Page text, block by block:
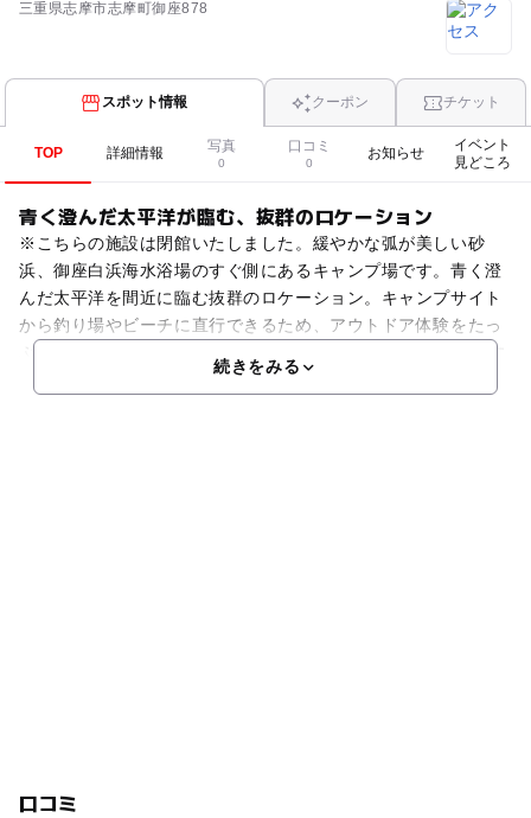
三重県志摩市志摩町御座878
スポット情報 クーポン チケット
TOP 詳細情報 写真
0
口コミ
0
お知らせ
イベント
見どころ
青く澄んだ太平洋が臨む、抜群のロケーション
※こちらの施設は閉館いたしました。緩やかな弧が美しい砂
浜、御座白浜海水浴場のすぐ側にあるキャンプ場です。青く澄
んだ太平洋を間近に臨む抜群のロケーション。キャンプサイト
から釣り場やビーチに直行できるため、アウトドア体験をたっ
続きをみる
口コミ